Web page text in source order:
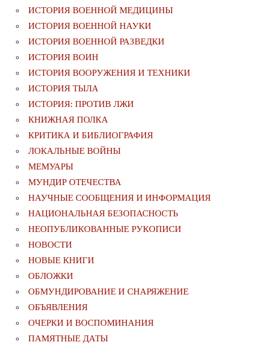
ИСТОРИЯ ВОЕННОЙ МЕДИЦИНЫ
ИСТОРИЯ ВОЕННОЙ НАУКИ
ИСТОРИЯ ВОЕННОЙ РАЗВЕДКИ
ИСТОРИЯ ВОИН
ИСТОРИЯ ВООРУЖЕНИЯ И ТЕХНИКИ
ИСТОРИЯ ТЫЛА
ИСТОРИЯ: ПРОТИВ ЛЖИ
КНИЖНАЯ ПОЛКА
КРИТИКА И БИБЛИОГРАФИЯ
ЛОКАЛЬНЫЕ ВОЙНЫ
МЕМУАРЫ
МУНДИР ОТЕЧЕСТВА
НАУЧНЫЕ СООБЩЕНИЯ И ИНФОРМАЦИЯ
НАЦИОНАЛЬНАЯ БЕЗОПАСНОСТЬ
НЕОПУБЛИКОВАННЫЕ РУКОПИСИ
НОВОСТИ
НОВЫЕ КНИГИ
ОБЛОЖКИ
ОБМУНДИРОВАНИЕ И СНАРЯЖЕНИЕ
ОБЪЯВЛЕНИЯ
ОЧЕРКИ И ВОСПОМИНАНИЯ
ПАМЯТНЫЕ ДАТЫ